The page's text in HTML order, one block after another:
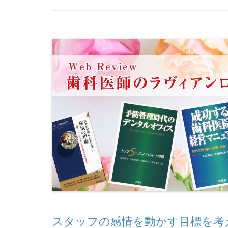
スタッフの感情を動かす目標を考